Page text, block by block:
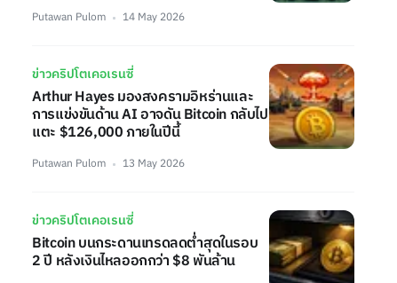
Putawan Pulom 14 May 2026
ข่าวคริปโตเคอเรนซี่
Arthur Hayes มองสงครามอิหร่านและ
การแข่งขันด้าน AI อาจดัน Bitcoin กลับไป
แตะ $126,000 ภายในปีนี้
Putawan Pulom 13 May 2026
ข่าวคริปโตเคอเรนซี่
Bitcoin บนกระดานเทรดลดต่ำสุดในรอบ
2 ปี หลังเงินไหลออกกว่า $8 พันล้าน